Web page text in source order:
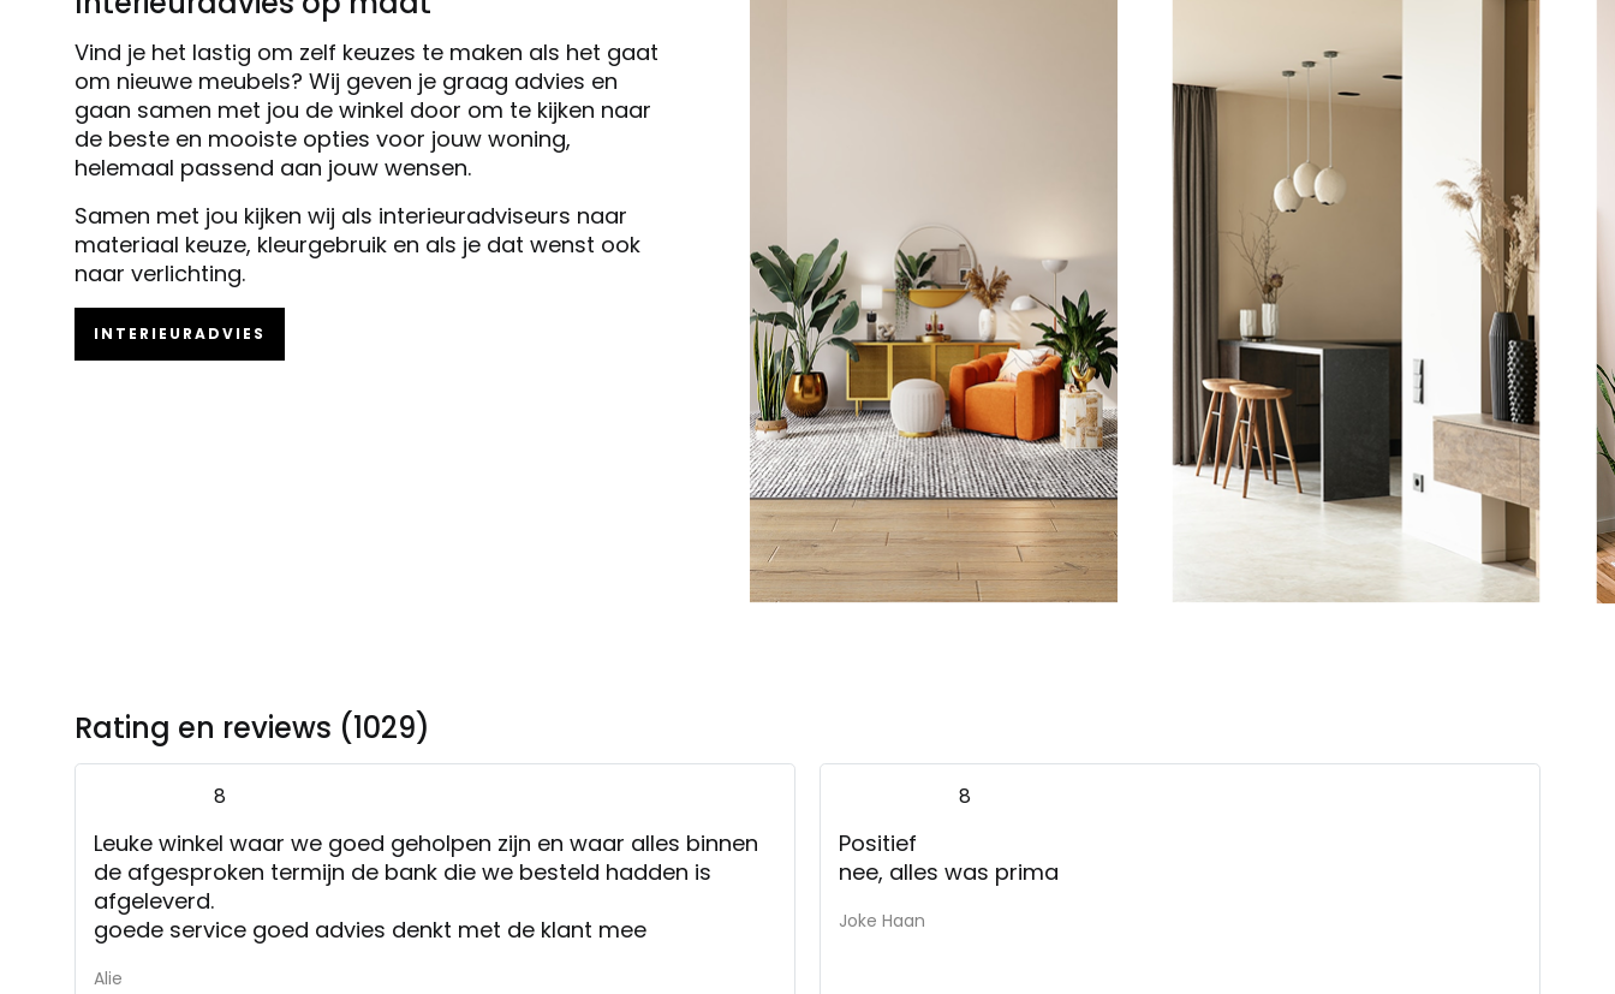
Vind je het lastig om zelf keuzes te maken als het gaat
om nieuwe meubels? Wij geven je graag advies en
gaan samen met jou de winkel door om te kijken naar
de beste en mooiste opties voor jouw woning,
helemaal passend aan jouw wensen.
Samen met jou kijken wij als interieuradviseurs naar
materiaal keuze, kleurgebruik en als je dat wenst ook
naar verlichting.
INTERIEURADVIES
Rating en reviews (1029)
8
Leuke winkel waar we goed geholpen zijn en waar alles binnen
de afgesproken termijn de bank die we besteld hadden is
afgeleverd.
goede service goed advies denkt met de klant mee
Alie
8
Positief
nee, alles was prima
Joke Haan